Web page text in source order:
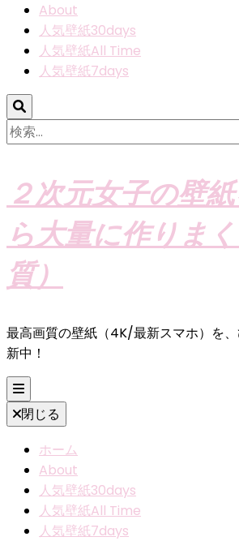
About
人気壁紙30days
人気壁紙All Time
人気壁紙7days
検
索:
２次元女子の壁
ら大量に作りま
質）
最高画質の壁紙（4K/最新スマホ）を
新中！
閉じる
ホーム
About
人気壁紙30days
人気壁紙All Time
人気壁紙7days